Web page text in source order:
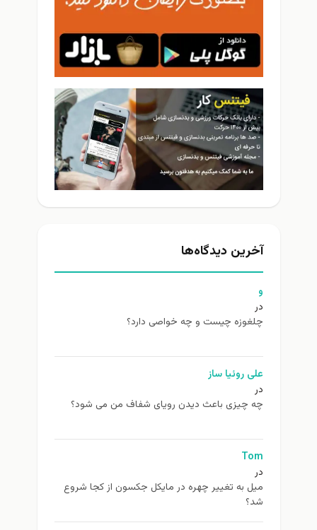
آخرین دیدگاه‌ها
و
در
چلغوزه چیست و چه خواصی دارد؟
علی روئیا ساز
در
چه چیزی باعث دیدن رویای شفاف من می شود؟
Tom
در
ميل به تغيير چهره در مایکل جکسون از كجا شروع
شد؟